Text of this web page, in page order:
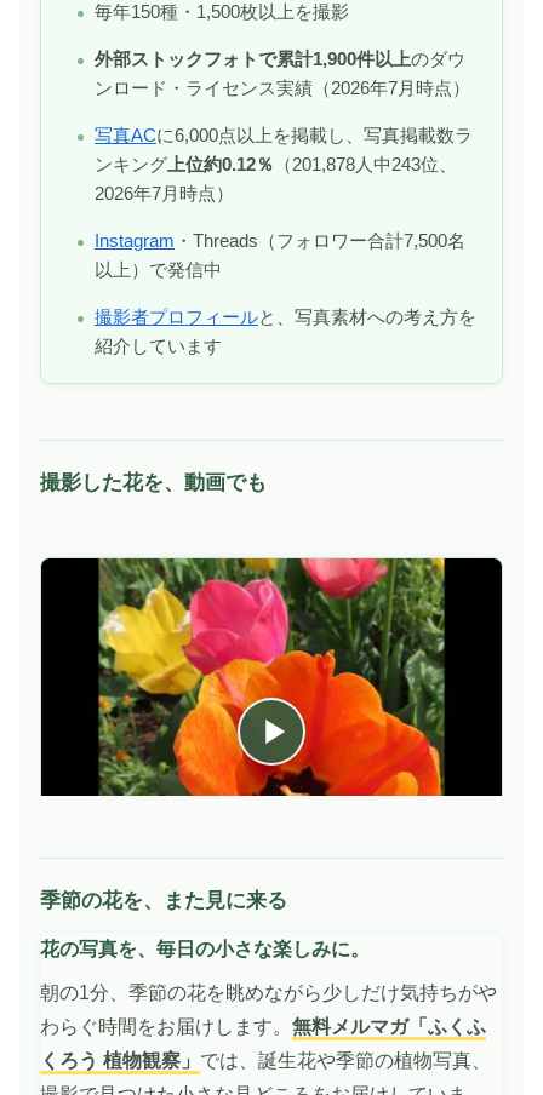
毎年150種・1,500枚以上を撮影
外部ストックフォトで累計1,900件以上のダウ
ンロード・ライセンス実績（2026年7月時点）
写真ACに6,000点以上を掲載し、写真掲載数ラ
ンキング 上位約0.12％ （201,878人中243位、
2026年7月時点）
Instagram ・Threads（フォロワー合計7,500名
以上）で発信中
撮影者プロフィールと、写真素材への考え方を
紹介しています
撮影した花を、動画でも
動
画
を
生
季節の花を、また見に来る
花の写真を、毎日の小さな楽しみに。
朝の1分、季節の花を眺めながら少しだけ気持ちがや
わらぐ時間をお届けします。 無料メルマガ「ふくふ
くろう 植物観察」 では、誕生花や季節の植物写真、